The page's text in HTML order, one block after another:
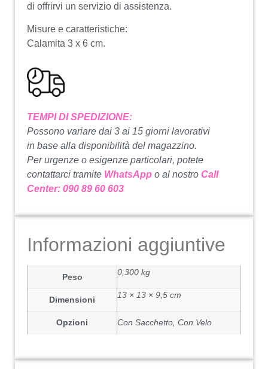
di offrirvi un servizio di assistenza.
Misure e caratteristiche:
Calamita 3 x 6 cm.
TEMPI DI SPEDIZIONE:
Possono variare dai 3 ai 15 giorni lavorativi
in base alla disponibilità del magazzino.
Per urgenze o esigenze particolari, potete
contattarci tramite WhatsApp o al nostro Call
Center: 090 89 60 603
Informazioni aggiuntive
Peso 0,300 kg
Dimensioni 13 × 13 × 9,5 cm
Opzioni Con Sacchetto, Con Velo